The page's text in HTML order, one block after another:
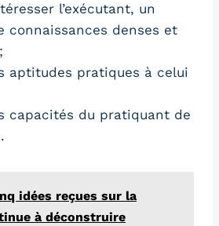
l’exécutant, un
connaissances denses et
aptitudes pratiques à celui
capacités du pratiquant de
idées reçues sur la
à déconstruire